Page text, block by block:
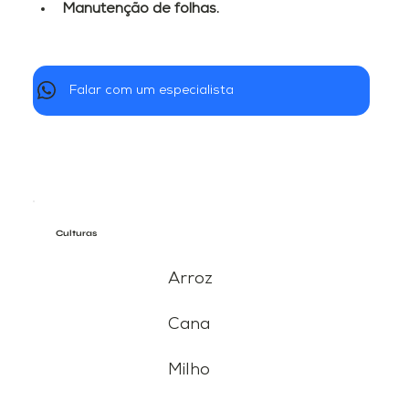
Manutenção de folhas.
Falar com um especialista
Culturas
Arroz
Cana
Milho